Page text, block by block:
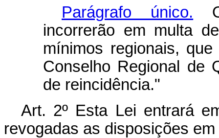
Parágrafo único.
incorrerão em multa
mínimos regionais,
Conselho Regional de
de reincidência."
Art. 2º Esta Lei entrará
revogadas as disposições